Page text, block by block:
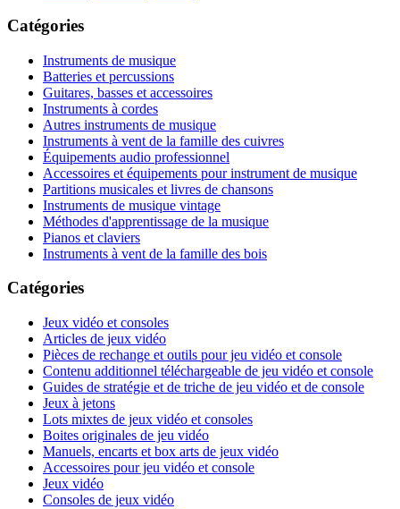
Catégories
Instruments de musique
Batteries et percussions
Guitares, basses et accessoires
Instruments à cordes
Autres instruments de musique
Instruments à vent de la famille des cuivres
Équipements audio professionnel
Accessoires et équipements pour instrument de musique
Partitions musicales et livres de chansons
Instruments de musique vintage
Méthodes d'apprentissage de la musique
Pianos et claviers
Instruments à vent de la famille des bois
Catégories
Jeux vidéo et consoles
Articles de jeux vidéo
Pièces de rechange et outils pour jeu vidéo et console
Contenu additionnel téléchargeable de jeu vidéo et console
Guides de stratégie et de triche de jeu vidéo et de console
Jeux à jetons
Lots mixtes de jeux vidéo et consoles
Boites originales de jeu vidéo
Manuels, encarts et box arts de jeux vidéo
Accessoires pour jeu vidéo et console
Jeux vidéo
Consoles de jeux vidéo